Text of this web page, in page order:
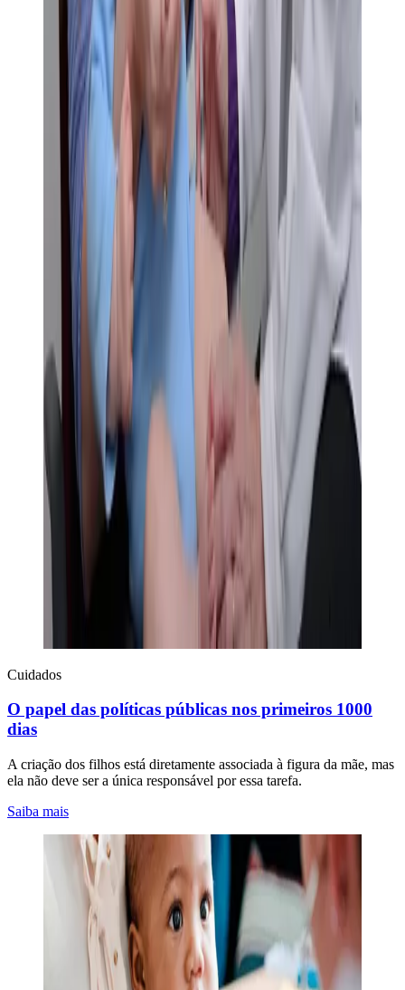
Cuidados
O papel das políticas públicas nos primeiros 1000
dias
A criação dos filhos está diretamente associada à figura da mãe, mas
ela não deve ser a única responsável por essa tarefa.
Saiba mais